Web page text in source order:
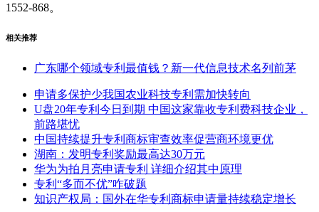
1552-868。
相关推荐
广东哪个领域专利最值钱？新一代信息技术名列前茅
申请多保护少我国农业科技专利需加快转向
U盘20年专利今日到期 中国这家靠收专利费科技企业，
前路堪忧
中国持续提升专利商标审查效率促营商环境更优
湖南：发明专利奖励最高达30万元
华为为拍月亮申请专利 详细介绍其中原理
专利“多而不优”咋破题
知识产权局：国外在华专利商标申请量持续稳定增长